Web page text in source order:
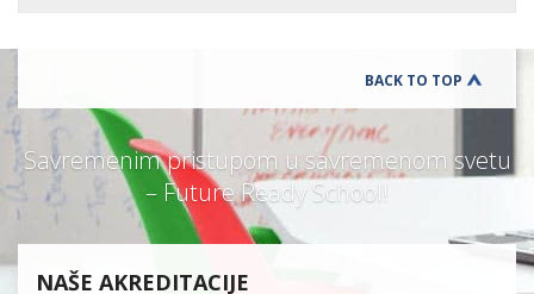
BACK TO TOP
Savremenim pristupom u savremenom svetu
– Future Ready School!
NAŠE AKREDITACIJE